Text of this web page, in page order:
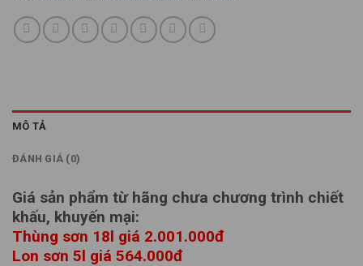
MÔ TẢ
ĐÁNH GIÁ (0)
Giá sản phẩm từ hãng chưa chương trình chiết
khấu, khuyến mại:
Thùng sơn 18l giá 2.001.000đ
Lon sơn 5l giá 564.000đ